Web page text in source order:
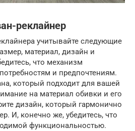
реклайнер
учитывайте следующие
материал, дизайн и
что механизм
и предпочтениям.
который подходит для вашей
на материал обивки и его
дизайн, который гармонично
И, конечно же, убедитесь, что
функциональностью.